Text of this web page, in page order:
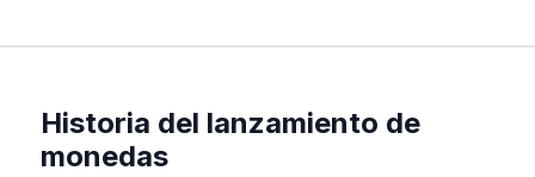
Historia del lanzamiento de
monedas